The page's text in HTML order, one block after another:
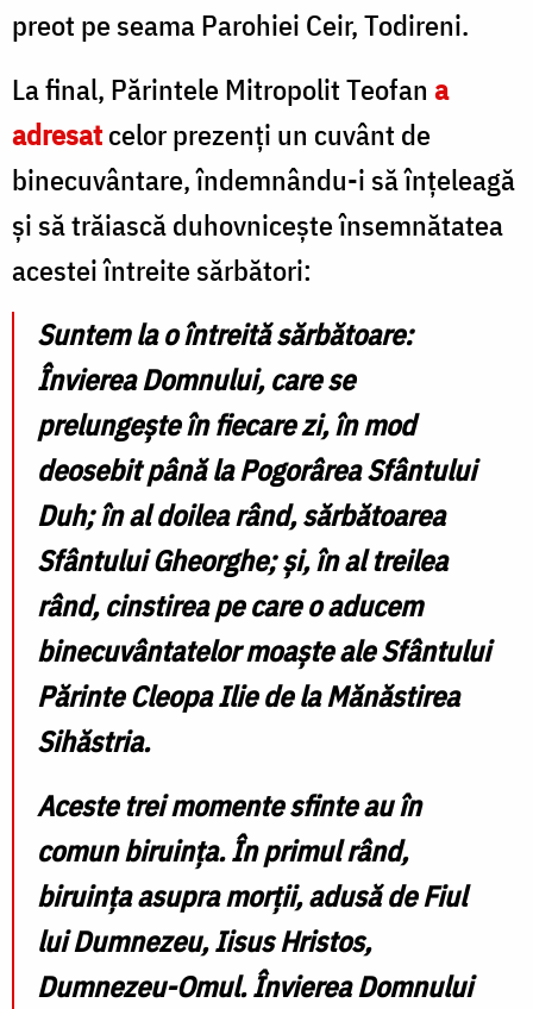
preot pe seama Parohiei Ceir, Todireni.
La final, Părintele Mitropolit Teofan a
adresatcelor prezenți un cuvânt de
binecuvântare, îndemnându-i să înțeleagă
și să trăiască duhovnicește însemnătatea
acestei întreite sărbători:
Suntem la o întreită sărbătoare:
Învierea Domnului, care se
prelungește în fiecare zi, în mod
deosebit până la Pogorârea Sfântului
Duh; în al doilea rând, sărbătoarea
Sfântului Gheorghe; și, în al treilea
rând, cinstirea pe care o aducem
binecuvântatelor moaște ale Sfântului
Părinte Cleopa Ilie de la Mănăstirea
Sihăstria.
Aceste trei momente sfinte au în
comun biruința. În primul rând,
biruința asupra morții, adusă de Fiul
lui Dumnezeu, Iisus Hristos,
Dumnezeu-Omul. Învierea Domnului